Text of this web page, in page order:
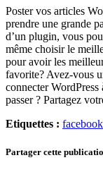
Poster vos articles
prendre une grande
d’un plugin, vous
même choisir le
pour avoir les
favorite? Avez-vous
connecter
passer ? Partagez
Etiquettes : facebook
Partager cette